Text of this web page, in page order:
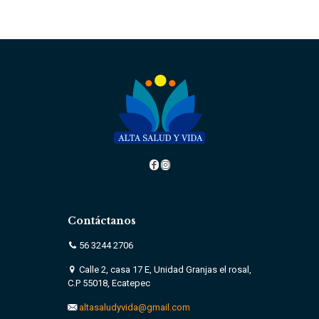
Contáctanos
56 3244 2706
Calle 2, casa 17 E, Unidad Granjas el rosal,
C.P 55018, Ecatepec
altasaludyvida@gmail.com